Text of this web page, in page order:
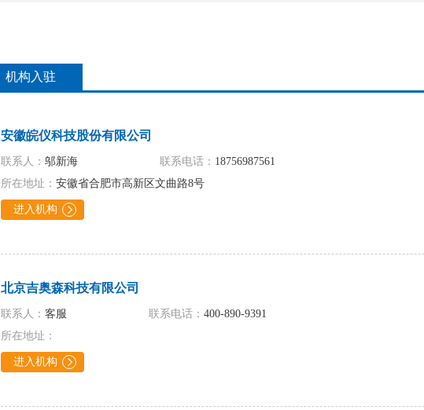
机构入驻
安徽皖仪科技股份有限公司
联系人： 邬新海 联系电话： 18756987561
所在地址： 安徽省合肥市高新区文曲路8号
进入机构 
北京吉奥森科技有限公司
联系人： 客服 联系电话： 400-890-9391
所在地址：
进入机构 